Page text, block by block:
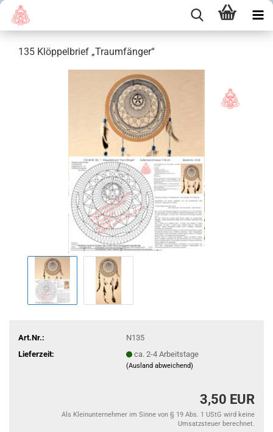
135 Klöppelbrief „Traumfänger“
Art.Nr.:
N135
Lieferzeit:
ca. 2-4 Arbeitstage
(Ausland abweichend)
3,50 EUR
Als Kleinunternehmer im Sinne von § 19 Abs. 1 UStG wird keine
Umsatzsteuer berechnet.